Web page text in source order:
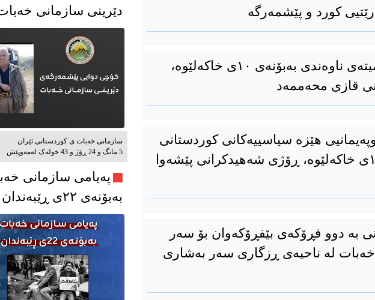
کورد و پێشمەرگە
راگەیاندراوی کۆمیتەی ناوەندی بەبۆنەی ١٠ی خاکەلێوە،
قازی محەممەد
هێزە سیاسییەکانی کوردستانی
ئێران، بەبۆنەی ١٠ی خاکەلێوە، ڕۆژی شەهیدکرانی پێشەوا
بە دوو فڕۆکەی بێفڕۆکەوان بۆ سەر
له‌ ناحیه‌ی ڕزگاری سه‌ر به‌شاری
دێرینی سازمانی
سازمانی خەبات ی كوردستانی ئێران
5 مانگ و 24 ڕۆژ و 43 خوله‌ک له‌مه‌وپێش‌
پەیامی سازمانی
بەبۆنەی ۲۲ی ڕێبەندان